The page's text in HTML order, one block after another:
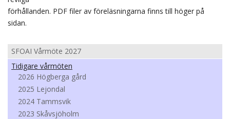
förhållanden. PDF filer av föreläsningarna finns till höger på
sidan.
SFOAI Vårmöte 2027
Tidigare vårmöten
2026 Högberga gård
2025 Lejondal
2024 Tammsvik
2023 Skåvsjöholm